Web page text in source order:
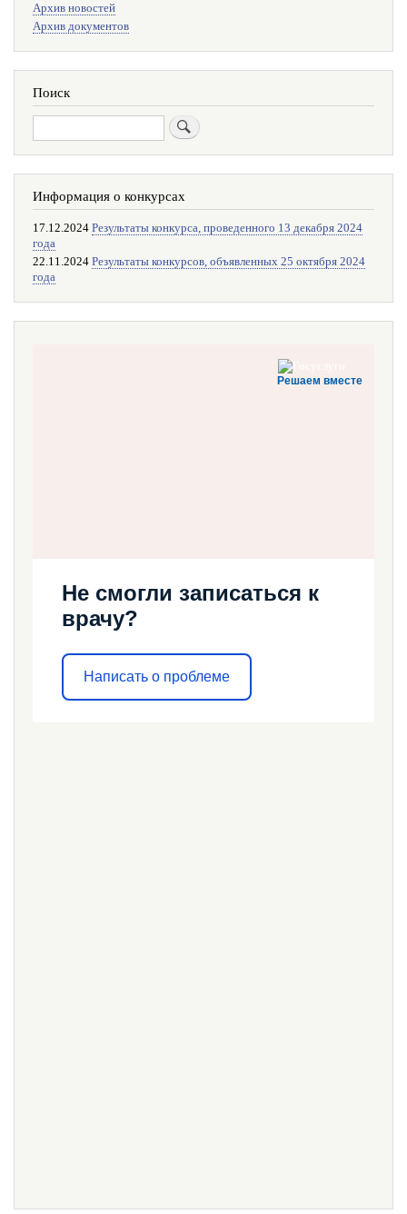
поиска
Архив новостей
Архив документов
Поиск
Поиск
Информация о конкурсах
17.12.2024 Результаты конкурса, проведенного 13 декабря 2024
года
22.11.2024 Результаты конкурсов, объявленных 25 октября 2024
года
Решаем вместе
Не смогли записаться к
врачу?
Написать о проблеме